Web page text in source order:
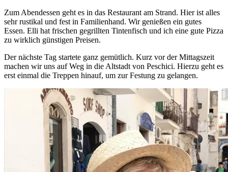
Zum Abendessen geht es in das Restaurant am Strand. Hier ist alles
sehr rustikal und fest in Familienhand. Wir genießen ein gutes
Essen. Elli hat frischen gegrillten Tintenfisch und ich eine gute Pizza
zu wirklich günstigen Preisen.
Der nächste Tag startete ganz gemütlich. Kurz vor der Mittagszeit
machen wir uns auf Weg in die Altstadt von Peschici. Hierzu geht es
erst einmal die Treppen hinauf, um zur Festung zu gelangen.